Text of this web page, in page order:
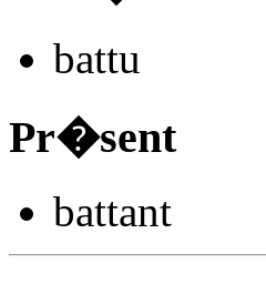
battu
Pr�sent
battant